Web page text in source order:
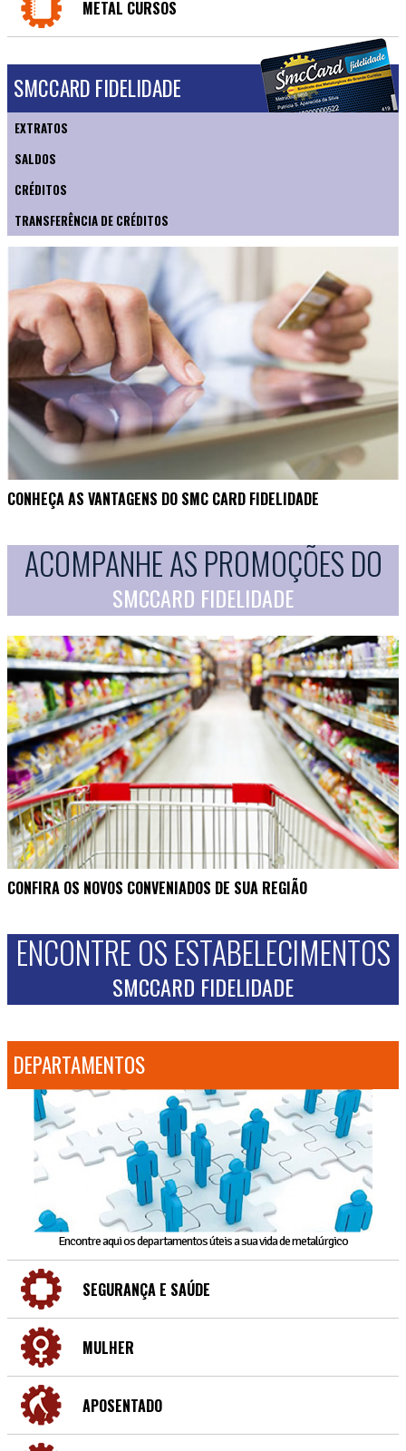
METAL CURSOS
SMCCARD FIDELIDADE
EXTRATOS
SALDOS
CRÉDITOS
TRANSFERÊNCIA DE CRÉDITOS
CONHEÇA AS VANTAGENS DO SMC CARD FIDELIDADE
ACOMPANHE AS PROMOÇÕES DO
SMCCARD FIDELIDADE
CONFIRA OS NOVOS CONVENIADOS DE SUA REGIÃO
ENCONTRE OS ESTABELECIMENTOS
SMCCARD FIDELIDADE
DEPARTAMENTOS
Encontre aqui os departamentos úteis a sua vida de metalúrgico
SEGURANÇA E SAÚDE
MULHER
APOSENTADO